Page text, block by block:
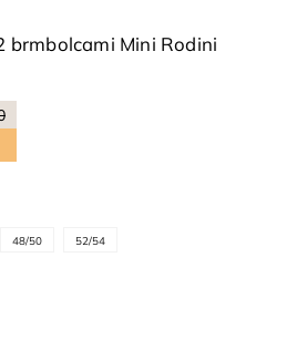
brmbolcami Mini Rodini
48/50 52/54